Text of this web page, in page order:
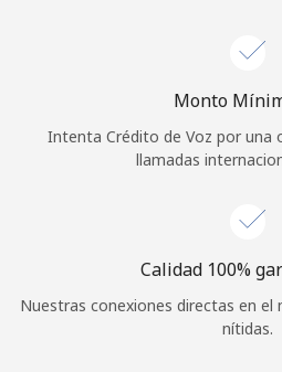
Monto
Intenta Crédito de Voz por una
llamadas
Calidad 100%
Nuestras conexiones directas en
nítidas.